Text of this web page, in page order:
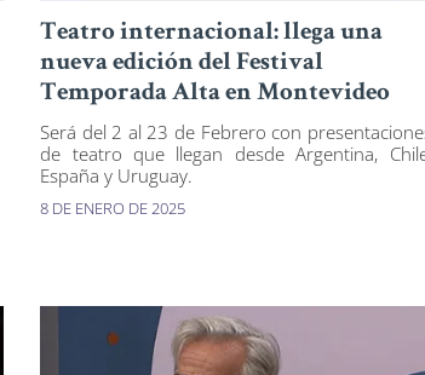
Teatro internacional: llega una
nueva edición del Festival
Temporada Alta en Montevideo
Será del 2 al 23 de Febrero con
de teatro que llegan desde Argentina,
España y Uruguay.
8 DE ENERO DE 2025